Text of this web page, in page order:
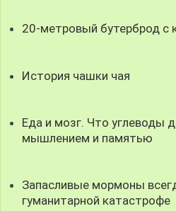
20-метровый бутерброд с
История чашки чая
Еда и мозг. Что углеводы
мышлением и памятью
Запасливые мормоны
гуманитарной катастрофе